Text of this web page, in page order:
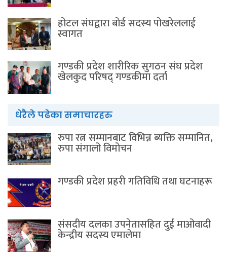
होटल संघद्वारा बोर्ड सदस्य पोखरेललाई
स्वागत
गण्डकी प्रदेश शारीरिक सुगठन संघ प्रदेश
खेलकुद परिषद् गण्डकीमा दर्ता
धेरैले पढेका समाचारहरु
रुपा रत्न सम्मानबाट विभिन्न ब्यक्ति सम्मानित,
रुपा संगालो विमोचन
गण्डकी प्रदेश प्रहरी गतिविधि तथा घटनाहरू
संसदीय दलका उपनेतासहित दुई माओवादी
केन्द्रीय सदस्य एमालेमा